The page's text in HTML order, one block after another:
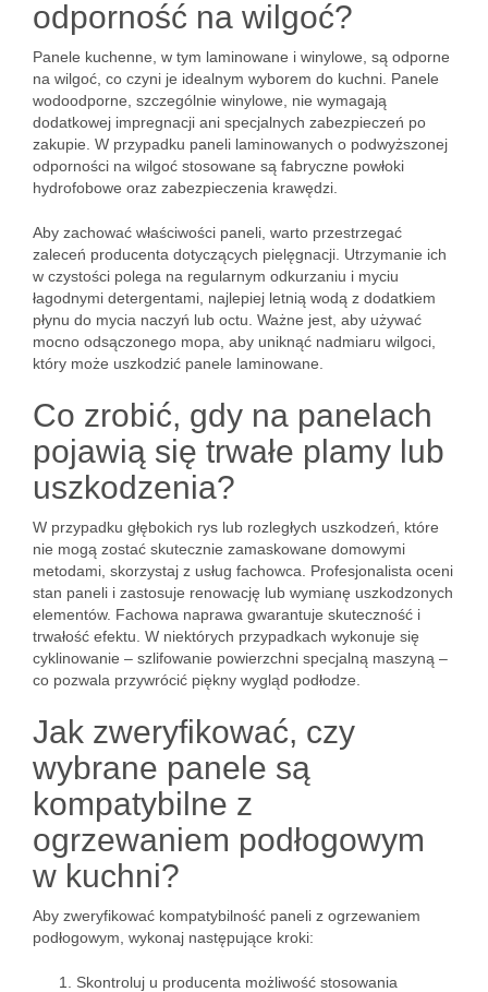
odporność na wilgoć?
Panele kuchenne, w tym laminowane i winylowe, są odporne
na wilgoć, co czyni je idealnym wyborem do kuchni. Panele
wodoodporne, szczególnie winylowe, nie wymagają
dodatkowej impregnacji ani specjalnych zabezpieczeń po
zakupie. W przypadku paneli laminowanych o podwyższonej
odporności na wilgoć stosowane są fabryczne powłoki
hydrofobowe oraz zabezpieczenia krawędzi.
Aby zachować właściwości paneli, warto przestrzegać
zaleceń producenta dotyczących pielęgnacji. Utrzymanie ich
w czystości polega na regularnym odkurzaniu i myciu
łagodnymi detergentami, najlepiej letnią wodą z dodatkiem
płynu do mycia naczyń lub octu. Ważne jest, aby używać
mocno odsączonego mopa, aby uniknąć nadmiaru wilgoci,
który może uszkodzić panele laminowane.
Co zrobić, gdy na panelach
pojawią się trwałe plamy lub
uszkodzenia?
W przypadku głębokich rys lub rozległych uszkodzeń, które
nie mogą zostać skutecznie zamaskowane domowymi
metodami, skorzystaj z usług fachowca. Profesjonalista oceni
stan paneli i zastosuje renowację lub wymianę uszkodzonych
elementów. Fachowa naprawa gwarantuje skuteczność i
trwałość efektu. W niektórych przypadkach wykonuje się
cyklinowanie – szlifowanie powierzchni specjalną maszyną –
co pozwala przywrócić piękny wygląd podłodze.
Jak zweryfikować, czy
wybrane panele są
kompatybilne z
ogrzewaniem podłogowym
w kuchni?
Aby zweryfikować kompatybilność paneli z ogrzewaniem
podłogowym, wykonaj następujące kroki:
Skontroluj u producenta możliwość stosowania